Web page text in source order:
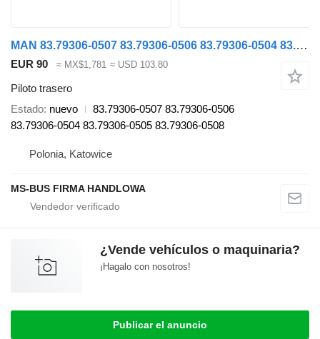
MAN 83.79306-0507 83.79306-0506 83.79306-0504 83.79306-0505 83.79306-0508 piloto trasero para MAN LION'S COACH autobús
EUR 90 ≈ MX$1,781 ≈ USD 103.80
Piloto trasero
Estado nuevo
83.79306-0507 83.79306-0506
83.79306-0504 83.79306-0505 83.79306-0508
Polonia, Katowice
MS-BUS FIRMA HANDLOWA
¿Vende vehículos o maquinaria?
¡Hagalo con nosotros!
Publicar el anuncio